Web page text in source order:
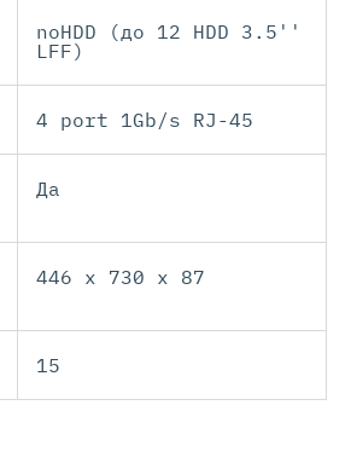
noHDD (до 12 HDD 3.5''
LFF)
4 port 1Gb/s RJ-45
Да
446 x 730 x 87
15